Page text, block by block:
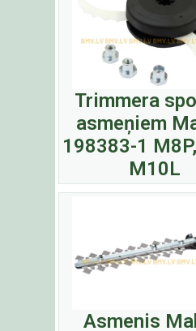
Trimmera
asmeņiem
198383-1
M10L
Asmenis